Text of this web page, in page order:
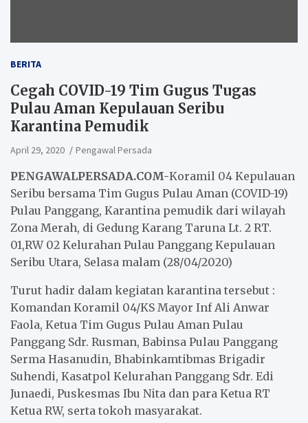
BERITA
Cegah COVID-19 Tim Gugus Tugas
Pulau Aman Kepulauan Seribu
Karantina Pemudik
April 29, 2020 Pengawal Persada
PENGAWALPERSADA.COM-Koramil 04 Kepulauan
Seribu bersama Tim Gugus Pulau Aman (COVID-19)
Pulau Panggang, Karantina pemudik dari wilayah
Zona Merah, di Gedung Karang Taruna Lt. 2 RT.
01,RW 02 Kelurahan Pulau Panggang Kepulauan
Seribu Utara, Selasa malam (28/04/2020)
Turut hadir dalam kegiatan karantina tersebut :
Komandan Koramil 04/KS Mayor Inf Ali Anwar
Faola, Ketua Tim Gugus Pulau Aman Pulau
Panggang Sdr. Rusman, Babinsa Pulau Panggang
Serma Hasanudin, Bhabinkamtibmas Brigadir
Suhendi, Kasatpol Kelurahan Panggang Sdr. Edi
Junaedi, Puskesmas Ibu Nita dan para Ketua RT
Ketua RW, serta tokoh masyarakat.